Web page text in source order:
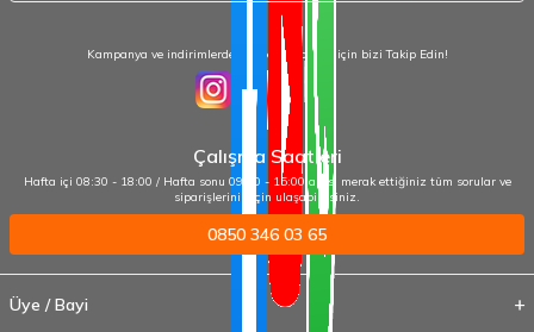
Kampanya ve indirimlerden haberdar olmak için bizi Takip Edin!
Çalışma Saatleri
Hafta içi 08:30 - 18:00 / Hafta sonu 09:00 - 15:00 arası merak ettiğiniz tüm sorular ve
siparişleriniz için ulaşabilirsiniz.
0850 346 03 65
Üye / Bayi